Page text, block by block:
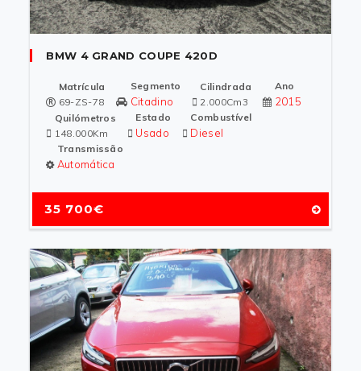
BMW 4 GRAND COUPE 420D
Matrícula
69-ZS-78
Segmento
Citadino
Cilindrada
2.000Cm3
Ano
2015
Quilómetros
148.000Km
Estado
Usado
Combustível
Diesel
Transmissão
Automática
35 700€